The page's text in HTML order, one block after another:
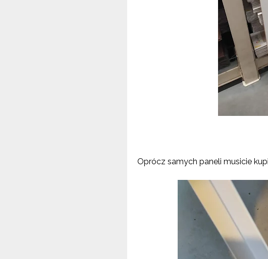
Oprócz samych paneli musicie